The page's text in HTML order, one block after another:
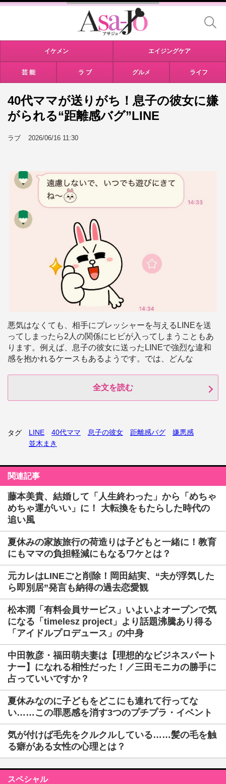
イケメン エイジングケア
芸 能 ラ ブ グルメ ライフ
40代ママが送りがち！息子の彼女に嫌
がられる“距離感バグ”LINE
ラブ 2026/06/16 11:30
悪気はなくても、相手にプレッシャーを与えるLINEを送
ってしまったら2人の関係にヒビが入ってしまうこともあ
ります。例えば、息子の彼女に送ったLINEで強烈な違和
感を抱かれるケースもあるようです。では、どんな
全文を読む
タグ LINE 40代ママ 息子の彼女 距離感バグ
嫌悪感
並木まき
関連記事
藤本美貴、結婚して「人生終わった」から「めちゃ
めちゃ運がいい」に！ 大転換をもたらした時代の
追い風
夏休みの家族旅行の荷造りは子どもと一緒に！教育
にもママの負担軽減にもなるワケとは？
元カレはLINEごと削除！岡田結実、“夫が浮気した
ら即別居”発言も納得の過去恋愛観
松本潤「有料会員サービス」いよいよオープンで気
になる「timelesz project」より話題沸騰あり得る
「アイドルプロデュース」の中身
中田敦彦・福田萌夫妻は【理想的なビジネスパート
ナー】になれる相性だった！／三田モニカの勝手に
占っていいですか？
夏休みなのに子どもをどこにも連れて行ってな
い……この罪悪感を消す3つのプチプラ・イベント
気が付けば毛先をクルクルしている……髪の毛を触
る癖がある女性の心理とは？
スペシャル